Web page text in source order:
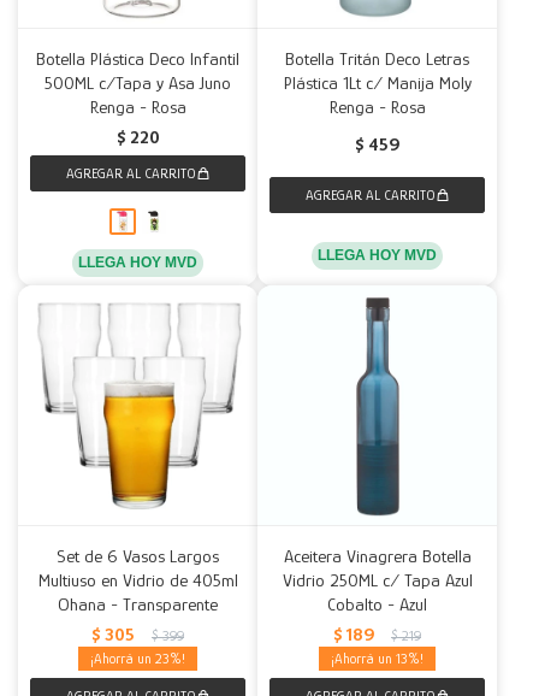
Botella Plástica Deco Infantil
500ML c/Tapa y Asa Juno
Renga - Rosa
$ 220
LLEGA HOY MVD
Botella Tritán Deco Letras
Plástica 1Lt c/ Manija Moly
Renga - Rosa
$ 459
LLEGA HOY MVD
Set de 6 Vasos Largos
Multiuso en Vidrio de 405ml
Ohana - Transparente
$ 305 $ 399
23
Aceitera Vinagrera Botella
Vidrio 250ML c/ Tapa Azul
Cobalto - Azul
$ 189 $ 219
13